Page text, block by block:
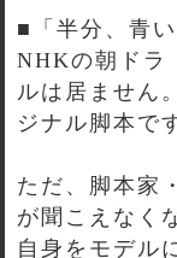
■「半分、青
NHKの朝ドラ
ルは居ません
ジナル脚本で
ただ、脚本家
が聞こえなく
自身をモデル